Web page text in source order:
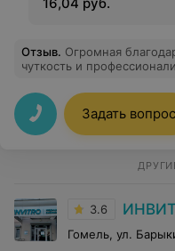
Отзыв. Огромная
чуткость и
ресепшене успокоили,
сориентировали по
процедурном кабинете —
даже не почувствовала.
Задать вопрос
3.6
Гомель, ул.